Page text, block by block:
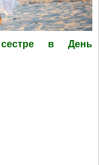
сестре в День